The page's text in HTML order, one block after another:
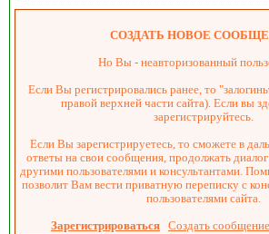
СОЗДАТЬ НОВОЕ
Но Вы - неавторизованный
Если Вы регистрировались ранее, то
правой верхней части сайта). Если вы
зарегистрируйтесь.
Если Вы зарегистрируетесь, то сможете в
ответы на свои сообщения, продолжать
другими пользователями и консультантами.
позволит Вам вести приватную переписку с
пользователями сайта.
Зарегистрироваться Создать